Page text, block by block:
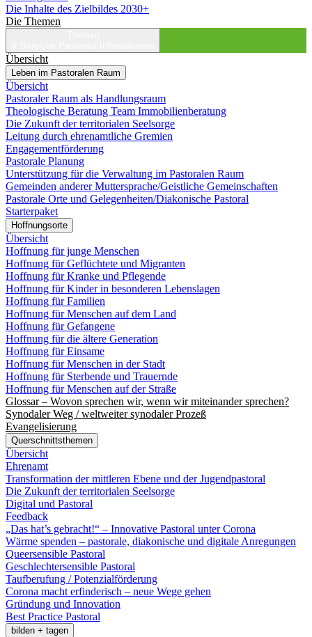
Die Inhalte des Zielbildes 2030+
Die Themen
Übersicht
Leben im Pastoralen Raum
Übersicht
Pastoraler Raum als Handlungsraum
Theologische Beratung Team Immobilienberatung
Die Zukunft der territorialen Seelsorge
Leitung durch ehrenamtliche Gremien
Engagementförderung
Pastorale Planung
Unterstützung für die Verwaltung im Pastoralen Raum
Gemeinden anderer Muttersprache/Geistliche Gemeinschaften
Pastorale Orte und Gelegenheiten/Diakonische Pastoral
Starterpaket
Hoffnungsorte
Übersicht
Hoffnung für junge Menschen
Hoffnung für Geflüchtete und Migranten
Hoffnung für Kranke und Pflegende
Hoffnung für Kinder in besonderen Lebenslagen
Hoffnung für Familien
Hoffnung für Menschen auf dem Land
Hoffnung für Gefangene
Hoffnung für die ältere Generation
Hoffnung für Einsame
Hoffnung für Menschen in der Stadt
Hoffnung für Sterbende und Trauernde
Hoffnung für Menschen auf der Straße
Glossar – Wovon sprechen wir, wenn wir miteinander sprechen?
Synodaler Weg / weltweiter synodaler Prozeß
Evangelisierung
Querschnittsthemen
Übersicht
Ehrenamt
Transformation der mittleren Ebene und der Jugendpastoral
Die Zukunft der territorialen Seelsorge
Digital und Pastoral
Feedback
„Das hat’s gebracht!“ – Innovative Pastoral unter Corona
Wärme spenden – pastorale, diakonische und digitale Anregungen
Queersensible Pastoral
Geschlechtersensible Pastoral
Taufberufung / Potenzialförderung
Corona macht erfinderisch – neue Wege gehen
Gründung und Innovation
Best Practice Pastoral
bilden + tagen